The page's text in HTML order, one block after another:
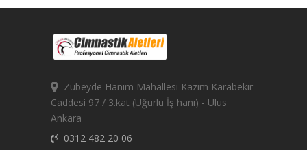
Zübeyde Hanım Mahallesi Kazım Karabekir
Caddesi 97 / 3.kat (Uğurlu İş hanı) - Ulus
Ankara
0312 482 20 06